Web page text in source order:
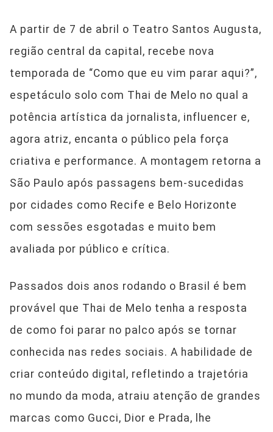
A partir de 7 de abril o Teatro Santos Augusta,
região central da capital, recebe nova
temporada de “Como que eu vim parar aqui?”,
espetáculo solo com Thai de Melo no qual a
potência artística da jornalista, influencer e,
agora atriz, encanta o público pela força
criativa e performance. A montagem retorna a
São Paulo após passagens bem-sucedidas
por cidades como Recife e Belo Horizonte
com sessões esgotadas e muito bem
avaliada por público e crítica.
Passados dois anos rodando o Brasil é bem
provável que Thai de Melo tenha a resposta
de como foi parar no palco após se tornar
conhecida nas redes sociais. A habilidade de
criar conteúdo digital, refletindo a trajetória
no mundo da moda, atraiu atenção de grandes
marcas como Gucci, Dior e Prada, lhe